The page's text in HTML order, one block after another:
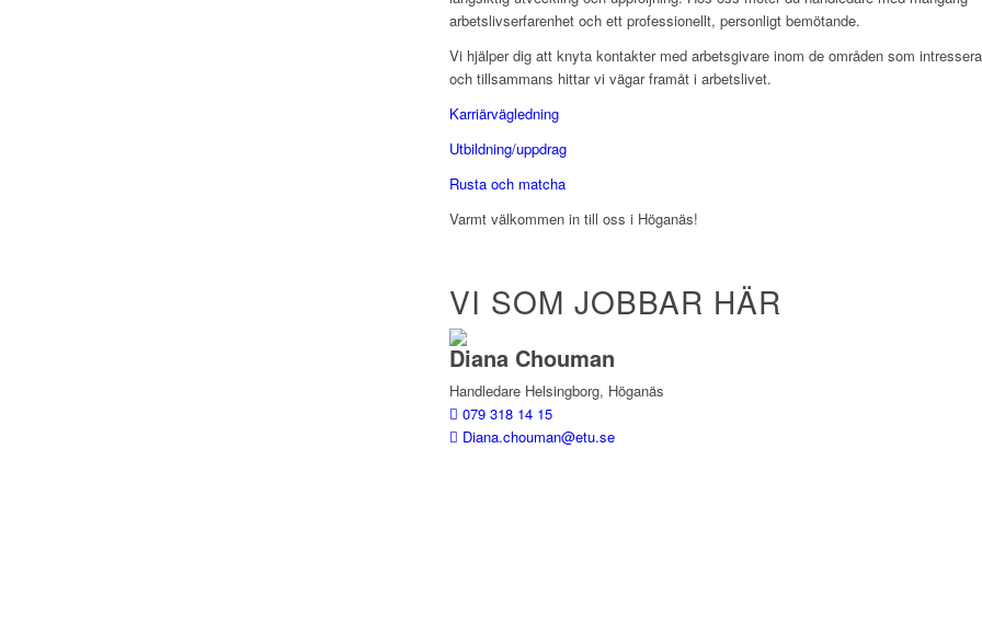
arbetslivserfarenhet och ett professionellt, personligt bemötande.
Vi hjälper dig att knyta kontakter med arbetsgivare inom de områden som
och tillsammans hittar vi vägar framåt i arbetslivet.
Karriärvägledning
Utbildning/uppdrag
Rusta och matcha
Varmt välkommen in till oss i Höganäs!
VI SOM JOBBAR HÄR
Diana Chouman
Handledare Helsingborg, Höganäs
079 318 14 15
Diana.chouman@etu.se